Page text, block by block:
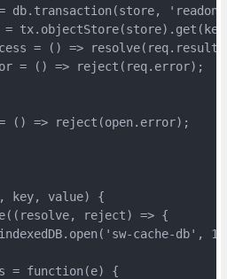
db.transaction(store,
= () =>
= () => reject(req.error);
() => reject(open.error);
key, value) {
reject) => {
cache-db',
= function(e) {